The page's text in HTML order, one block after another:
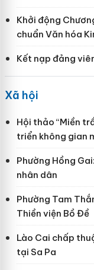
Khởi động
chuẩn Văn hóa
Kết nạp đảng
Xã hội
Hội thảo “Miền
triển không gian
Phường Hồng
nhân dân
Phường Tam
Thiền viện Bồ Đề
Lào Cai chấp
tại Sa Pa